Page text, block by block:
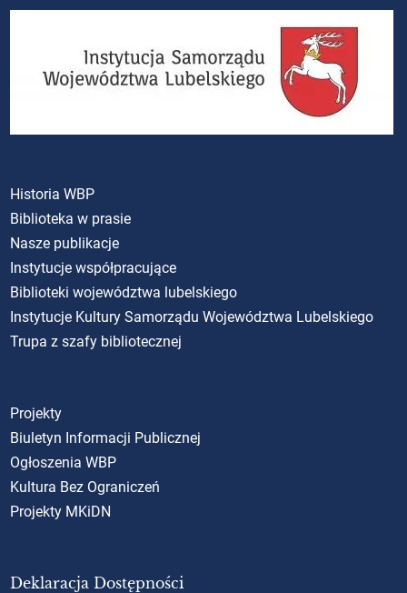
Historia WBP
Biblioteka w prasie
Nasze publikacje
Instytucje współpracujące
Biblioteki województwa lubelskiego
Instytucje Kultury Samorządu Województwa Lubelskiego
Trupa z szafy bibliotecznej
Projekty
Biuletyn Informacji Publicznej
Ogłoszenia WBP
Kultura Bez Ograniczeń
Projekty MKiDN
Deklaracja Dostępności